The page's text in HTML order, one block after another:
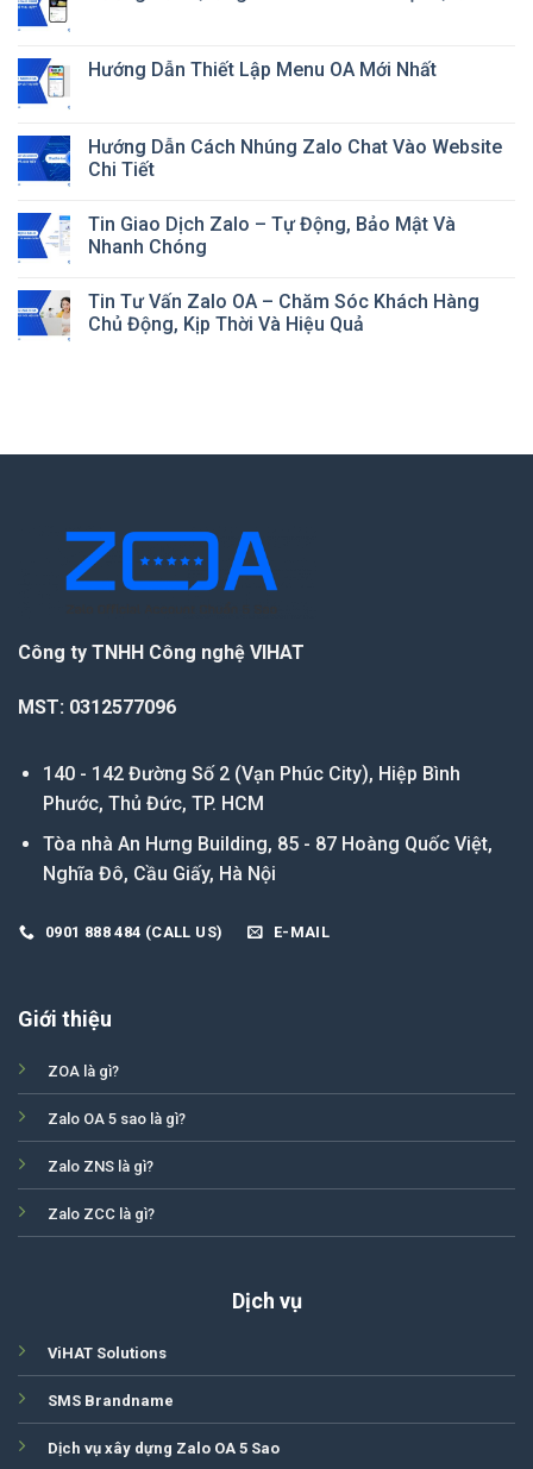
Hướng Dẫn Thiết Lập Menu OA Mới Nhất
Hướng Dẫn Cách Nhúng Zalo Chat Vào Website
Chi Tiết
Tin Giao Dịch Zalo – Tự Động, Bảo Mật Và
Nhanh Chóng
Tin Tư Vấn Zalo OA – Chăm Sóc Khách Hàng
Chủ Động, Kịp Thời Và Hiệu Quả
Công ty TNHH Công nghệ VIHAT
MST: 0312577096
140 - 142 Đường Số 2 (Vạn Phúc City), Hiệp Bình
Phước, Thủ Đức, TP. HCM
Tòa nhà An Hưng Building, 85 - 87 Hoàng Quốc Việt,
Nghĩa Đô, Cầu Giấy, Hà Nội
0901 888 484 (CALL US) E-MAIL
Giới thiệu
ZOA là gì?
Zalo OA 5 sao là gì?
Zalo ZNS là gì?
Zalo ZCC là gì?
Dịch vụ
ViHAT Solutions
SMS Brandname
Dịch vụ xây dựng Zalo OA 5 Sao